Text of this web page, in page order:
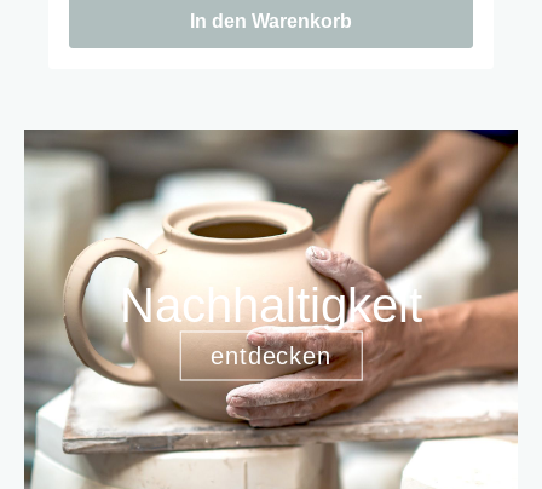
In den Warenkorb
Nachhaltigkeit
entdecken